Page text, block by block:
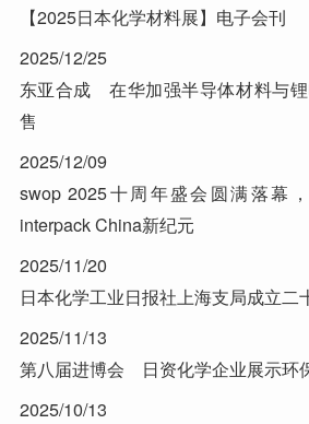
【2025日本化学材料展】电子会刊
2025/12/25
东亚合成 在华加强半导体材料与
售
2025/12/09
swop 2025十周年盛会圆满落幕
interpack China新纪元
2025/11/20
日本化学工业日报社上海支局成立二
2025/11/13
第八届进博会 日资化学企业展示环
2025/10/13